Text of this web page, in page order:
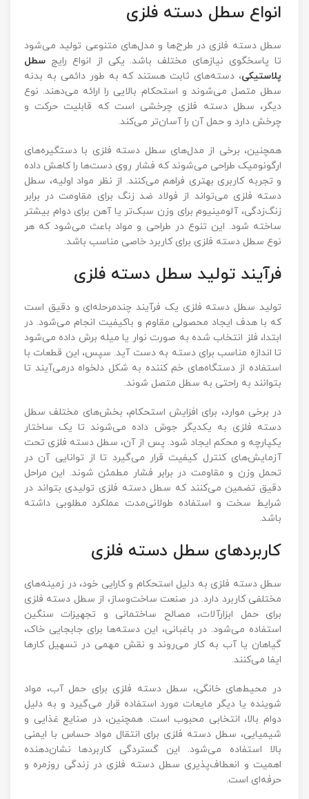
انواع سطل دسته فلزی
سطل دسته فلزی در طرح‌ها و مدل‌های متنوعی تولید می‌شود
تا پاسخگوی نیازهای مختلف باشد. یکی از انواع رایج سطل
پلاستیکی، دسته‌های ثابت هستند که به طور دائمی به بدنه
سطل متصل می‌شوند و استحکام بالایی را ارائه می‌دهند. نوع
دیگر، سطل دسته فلزی چرخشی است که قابلیت حرکت و
چرخش دارد و حمل آن را آسان‌تر می‌کند.
همچنین، برخی از مدل‌های سطل دسته فلزی با دستگیره‌های
ارگونومیک طراحی می‌شوند که فشار روی دست‌ها را کاهش داده
و تجربه کاربری بهتری فراهم می‌کنند. از نظر مواد اولیه، سطل
دسته فلزی می‌تواند از فولاد ضد زنگ برای مقاومت در برابر
زنگ‌زدگی، آلومینیوم برای وزن سبک‌تر یا آهن برای دوام بیشتر
ساخته شود. این تنوع در طراحی و مواد باعث می‌شود که هر
نوع سطل دسته فلزی برای کاربرد خاصی مناسب باشد.
فرآیند تولید سطل دسته فلزی
تولید سطل دسته فلزی یک فرآیند چندمرحله‌ای و دقیق است
که با هدف ایجاد محصولی مقاوم و باکیفیت انجام می‌شود. در
ابتدا، فلز انتخاب شده به صورت نوار یا میله برش داده می‌شود
تا اندازه مناسب برای دسته به دست آید. سپس، این قطعات با
استفاده از دستگاه‌های خم کننده به شکل دلخواه درمی‌آیند تا
بتوانند به راحتی به سطل متصل شوند.
در برخی موارد، برای افزایش استحکام، بخش‌های مختلف سطل
دسته فلزی به یکدیگر جوش داده می‌شوند تا یک ساختار
یکپارچه و محکم ایجاد شود. پس از آن، سطل دسته فلزی تحت
آزمایش‌های کنترل کیفیت قرار می‌گیرد تا از توانایی آن در
تحمل وزن و مقاومت در برابر فشار مطمئن شوند. این مراحل
دقیق تضمین می‌کنند که سطل دسته فلزی تولیدی بتواند در
شرایط سخت و استفاده طولانی‌مدت عملکرد مطلوبی داشته
باشد.
کاربردهای سطل دسته فلزی
سطل دسته فلزی به دلیل استحکام و کارایی خود، در زمینه‌های
مختلفی کاربرد دارد. در صنعت ساخت‌وساز، از سطل دسته فلزی
برای حمل ابزارآلات، مصالح ساختمانی و تجهیزات سنگین
استفاده می‌شود. در باغبانی، این دسته‌ها برای جابجایی خاک،
گیاهان یا آب به کار می‌روند و نقش مهمی در تسهیل کارها
ایفا می‌کنند.
در محیط‌های خانگی، سطل دسته فلزی برای حمل آب، مواد
شوینده یا دیگر مایعات مورد استفاده قرار می‌گیرد و به دلیل
دوام بالا، انتخابی محبوب است. همچنین، در صنایع غذایی و
شیمیایی، سطل دسته فلزی برای انتقال مواد حساس با ایمنی
بالا استفاده می‌شود. این گستردگی کاربردها نشان‌دهنده
اهمیت و انعطاف‌پذیری سطل دسته فلزی در زندگی روزمره و
حرفه‌ای است.